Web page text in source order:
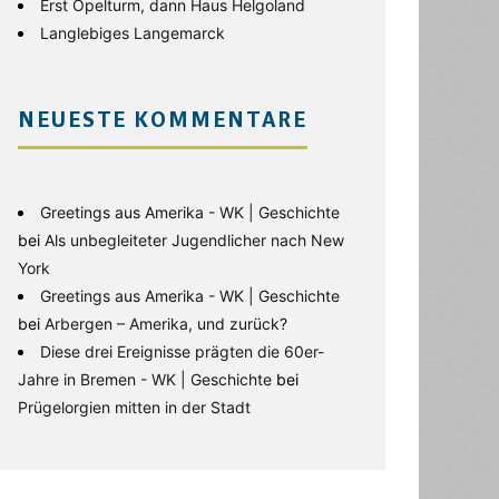
Erst Opelturm, dann Haus Helgoland
Langlebiges Langemarck
NEUESTE KOMMENTARE
Greetings aus Amerika - WK | Geschichte
bei Als unbegleiteter Jugendlicher nach New
York
Greetings aus Amerika - WK | Geschichte
bei Arbergen – Amerika, und zurück?
Diese drei Ereignisse prägten die 60er-
Jahre in Bremen - WK | Geschichte bei
Prügelorgien mitten in der Stadt